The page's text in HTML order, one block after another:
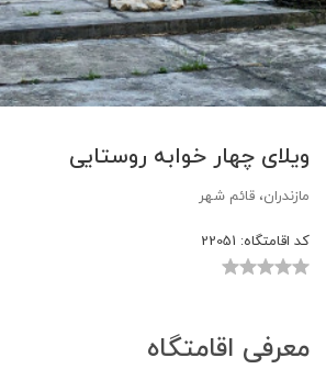
ویلای چهار خوابه روستایی
مازندران، قائم شهر
کد اقامتگاه:
معرفی اقامتگاه